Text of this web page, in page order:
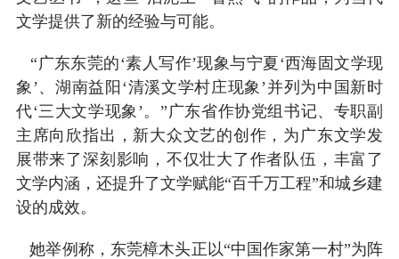
文学提供了新的经验与可能。
“广东东莞的‘素人写作’现象与宁夏‘西海固文学现
象’、湖南益阳‘清溪文学村庄现象’并列为中国新时
代‘三大文学现象’。”广东省作协党组书记、专职副
主席向欣指出，新大众文艺的创作，为广东文学发
展带来了深刻影响，不仅壮大了作者队伍，丰富了
文学内涵，还提升了文学赋能“百千万工程”和城乡建
设的成效。
她举例称，东莞樟木头正以“中国作家第一村”为阵